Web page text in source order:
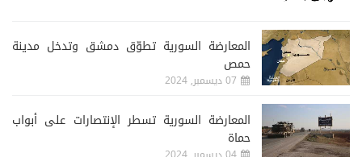
المعارضة السورية تطوّق دمشق وتدخل مدينة
حمص
07 ديسمبر, 2024
المعارضة السورية تسطر الإنتصارات على أبواب
حماة